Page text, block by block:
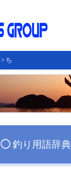
> ち
◯釣り用語辞典